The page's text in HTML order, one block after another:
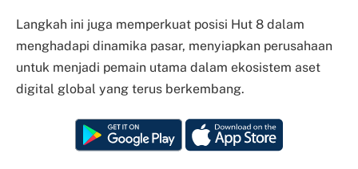
Langkah ini juga memperkuat posisi Hut 8 dalam
menghadapi dinamika pasar, menyiapkan perusahaan
untuk menjadi pemain utama dalam ekosistem aset
digital global yang terus berkembang.